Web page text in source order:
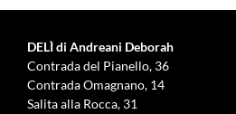
DELÌ di Andreani Deborah
Contrada del Pianello, 36
Contrada Omagnano, 14
Salita alla Rocca, 31